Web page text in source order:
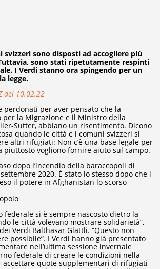
svizzeri sono disposti ad accogliere più
sono stati ripetutamente respinti
I Verdi stanno ora spingendo per un
legge.
del 10.02.22
perdonati per aver pensato che la
per la Migrazione e il Ministro della
Sutter, abbiano un risentimento. Dicono
quando le città e i comuni svizzeri si
altri rifugiati: Non c’è una base legale per
piuttosto vogliono fornire aiuto sul campo.
dopo l’incendio della baraccopoli di
2020. È stato lo stesso dopo che i
il potere in Afghanistan lo scorso
federale si è sempre nascosto dietro la
le città volevano mostrare solidarietà”,
Verdi Balthasar Glättli. “Questo non
possibile”. I Verdi hanno già presentato
nell’ultima sessione invernale
federale di creare le condizioni nella
accettare quote supplementari di rifugiati